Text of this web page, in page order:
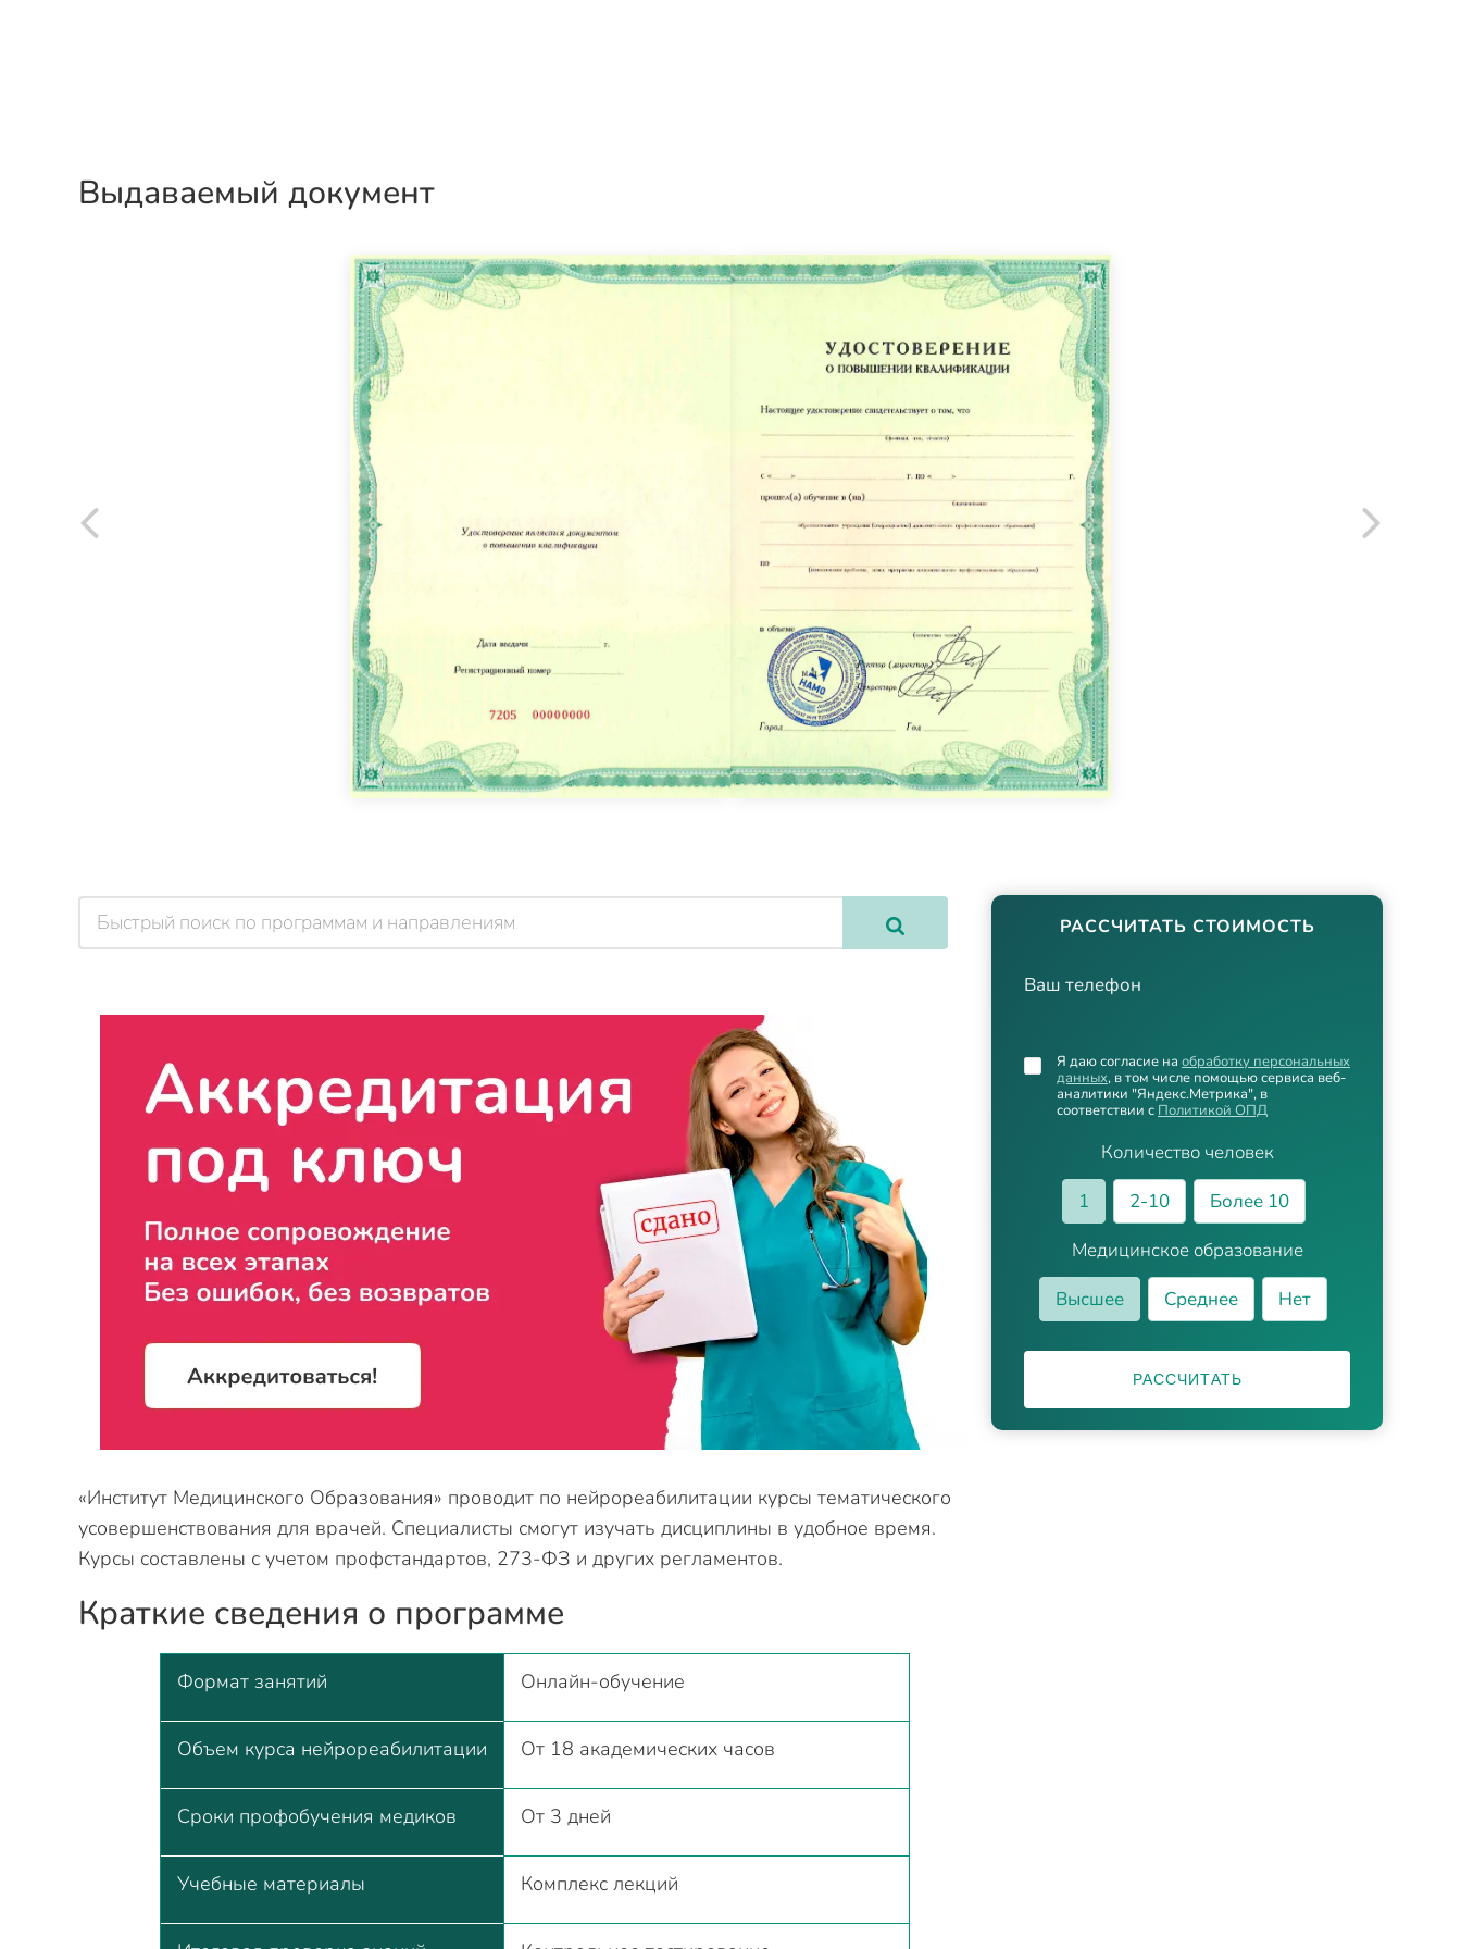
Выдаваемый документ
РАССЧИТАТЬ СТОИМОСТЬ
Ваш телефон
Количество человек
1
2-10
Более 10
Медицинское образование
Высшее
Среднее Нет
Я даю согласие на обработку персональных
данных, в том числе помощью сервиса веб-
аналитики "Яндекс.Метрика", в
соответствии с Политикой ОПД
РАССЧИТАТЬ
«Институт Медицинского Образования» проводит по нейрореабилитации курсы тематического
усовершенствования для врачей. Специалисты смогут изучать дисциплины в удобное время.
Курсы составлены с учетом профстандартов, 273-ФЗ и других регламентов.
Краткие сведения о программе
Формат занятий Онлайн-обучение
Объем курса нейрореабилитации От 18 академических часов
Сроки профобучения медиков От 3 дней
Учебные материалы Комплекс лекций